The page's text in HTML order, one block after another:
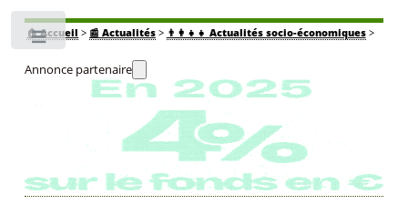
🏠Accueil > 📰 Actualités> 👨‍👩‍👧‍👧 Actualités socio-économiques>
Annonce partenaire
Toggle